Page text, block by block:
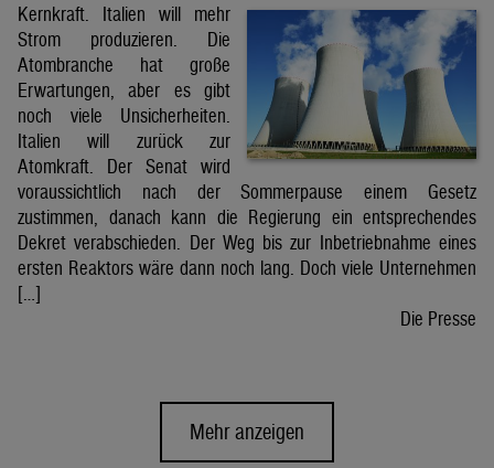
Kernkraft. Italien will mehr
Strom produzieren. Die
Atombranche hat große
Erwartungen, aber es gibt
noch viele Unsicherheiten.
Italien will zurück zur
Atomkraft. Der Senat wird
voraussichtlich nach der Sommerpause einem Gesetz
zustimmen, danach kann die Regierung ein entsprechendes
Dekret verabschieden. Der Weg bis zur Inbetriebnahme eines
ersten Reaktors wäre dann noch lang. Doch viele Unternehmen
[…]
Die Presse
Mehr anzeigen